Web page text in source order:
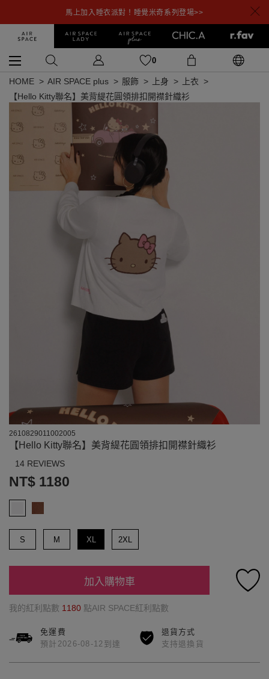
馬上加入睡衣派對！睡覺米奇系列登場>>
0
HOME AIR SPACE plus 服飾 上身
上衣
【Hello Kitty聯名】美背緹花圓領排扣開襟針織衫
2610829011002005
【Hello Kitty聯名】美背緹花圓領排扣開襟針織衫
14 REVIEWS
NT$ 1180
S M XL 2XL
加入購物車
我的紅利點數 1180 點AIR SPACE紅利點數
免運費
預計2026-08-12到達
退貨方式
支持退換貨